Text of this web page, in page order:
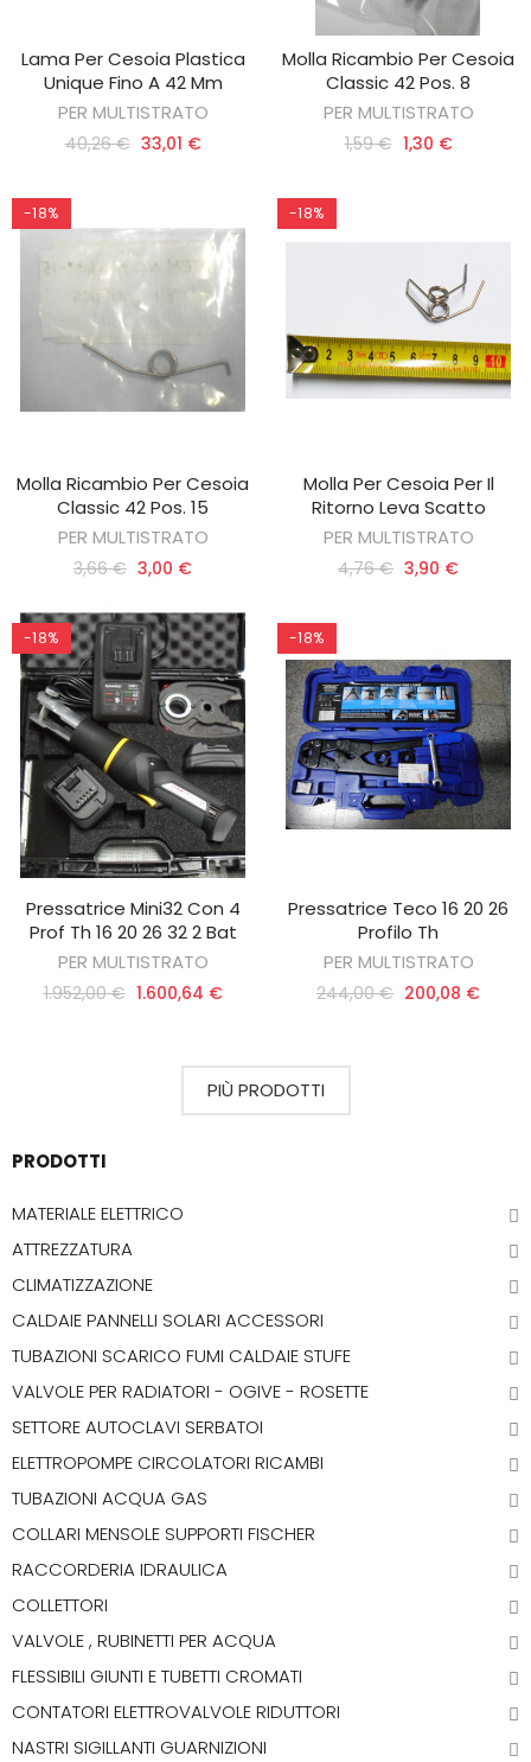
AGGIUNGI AL CARRELLO
Lama Per Cesoia Plastica
Unique Fino A 42 Mm
PER MULTISTRATO
40,26 € 33,01 €
AGGIUNGI AL CARRELLO
Molla Ricambio Per Cesoia
Classic 42 Pos. 8
PER MULTISTRATO
1,59 € 1,30 €
-18%
AGGIUNGI AL CARRELLO
Molla Ricambio Per Cesoia
Classic 42 Pos. 15
PER MULTISTRATO
3,66 € 3,00 €
-18%
AGGIUNGI AL CARRELLO
Molla Per Cesoia Per Il
Ritorno Leva Scatto
PER MULTISTRATO
4,76 € 3,90 €
-18%
AGGIUNGI AL CARRELLO
Pressatrice Mini32 Con 4
Prof Th 16 20 26 32 2 Bat
PER MULTISTRATO
1.952,00 € 1.600,64 €
-18%
AGGIUNGI AL CARRELLO
Pressatrice Teco 16 20 26
Profilo Th
PER MULTISTRATO
244,00 € 200,08 €
PIÙ PRODOTTI
PRODOTTI
MATERIALE ELETTRICO
ATTREZZATURA
CLIMATIZZAZIONE
CALDAIE PANNELLI SOLARI ACCESSORI
TUBAZIONI SCARICO FUMI CALDAIE STUFE
VALVOLE PER RADIATORI - OGIVE - ROSETTE
SETTORE AUTOCLAVI SERBATOI
ELETTROPOMPE CIRCOLATORI RICAMBI
TUBAZIONI ACQUA GAS
COLLARI MENSOLE SUPPORTI FISCHER
RACCORDERIA IDRAULICA
COLLETTORI
VALVOLE , RUBINETTI PER ACQUA
FLESSIBILI GIUNTI E TUBETTI CROMATI
CONTATORI ELETTROVALVOLE RIDUTTORI
NASTRI SIGILLANTI GUARNIZIONI